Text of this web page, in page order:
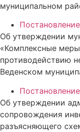
муниципальном
Об утверждении
«Комплексные
противодействию
Веденском
Об утверждении
сопровождения
разъясняющего